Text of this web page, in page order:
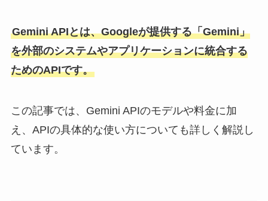
Gemini APIとは、Googleが提供する「Gemini」
を外部のシステムやアプリケーションに統合する
ためのAPIです。
この記事では、Gemini APIのモデルや料金に加
え、APIの具体的な使い方についても詳しく解説し
ています。